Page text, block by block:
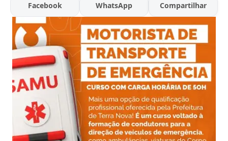
Facebook WhatsApp Compartilhar